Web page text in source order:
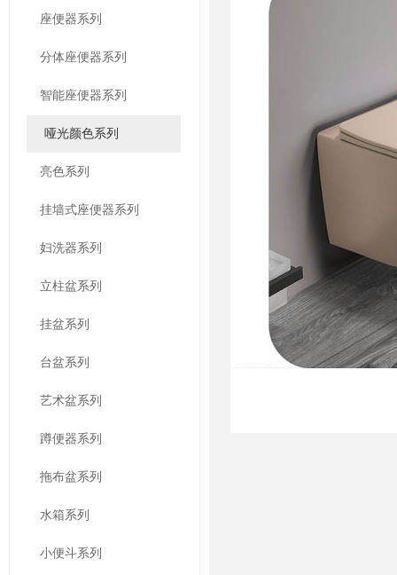
座便器系列
分体座便器系列
智能座便器系列
哑光颜色系列
亮色系列
挂墙式座便器系列
妇洗器系列
立柱盆系列
挂盆系列
台盆系列
艺术盆系列
蹲便器系列
拖布盆系列
水箱系列
小便斗系列